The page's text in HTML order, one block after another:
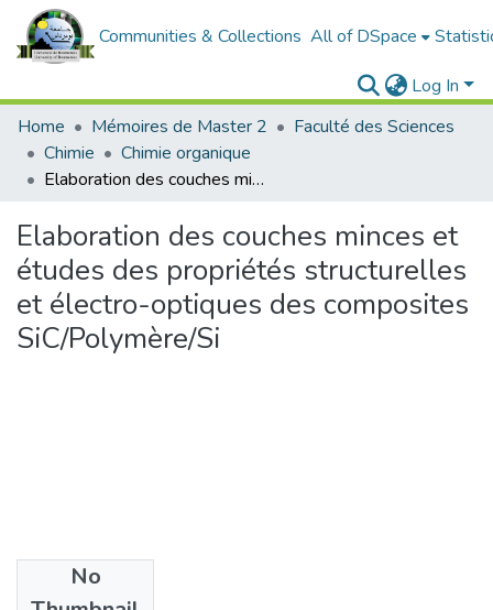
Communities & Collections All of DSpace
Log In
Home
Mémoires de Master 2
Faculté des Sciences
Chimie
Chimie organique
Elaboration des couches minces et études des propriétés structurelles et électro-optiques des composites SiC/Polymère/Si
Elaboration des couches minces et
études des propriétés structurelles
et électro-optiques des composites
SiC/Polymère/Si
No